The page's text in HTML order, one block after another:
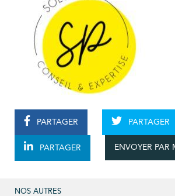
PARTAGER PARTAGER
PARTAGER ENVOYER PAR
NOS AUTRES